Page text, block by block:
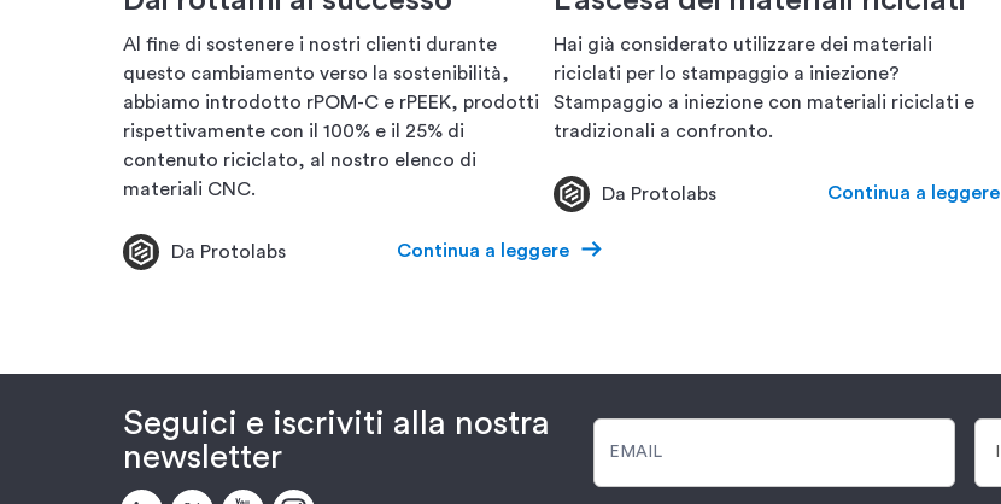
Al fine di sostenere i nostri clienti durante
questo cambiamento verso la sostenibilità,
abbiamo introdotto rPOM-C e rPEEK, prodotti
rispettivamente con il 100% e il 25% di
contenuto riciclato, al nostro elenco di
materiali CNC.
Da Protolabs Continua a leggere
Hai già considerato utilizzare dei materiali
riciclati per lo stampaggio a iniezione?
Stampaggio a iniezione con materiali riciclati e
tradizionali a confronto.
Da Protolabs Continua a leggere
Seguici e iscriviti alla nostra
newsletter